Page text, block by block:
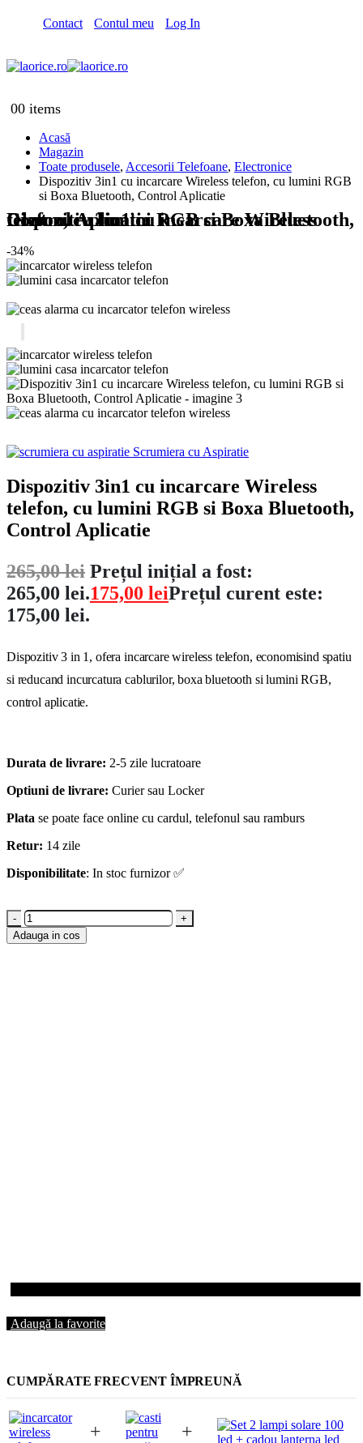
Contact Contul meu Log In
00 items
Acasă
Magazin
Toate produsele, Accesorii Telefoane, Electronice
Dispozitiv 3in1 cu incarcare Wireless telefon, cu lumini RGB
si Boxa Bluetooth, Control Aplicatie
Dispozitiv 3in1 cu incarcare Wireless telefon, cu lumini RGB si Boxa Bluetooth, Control Aplicatie
-34%
Scrumiera cu Aspiratie
Dispozitiv 3in1 cu incarcare Wireless
telefon, cu lumini RGB si Boxa Bluetooth,
Control Aplicatie
265,00lei Prețul inițial a fost:
265,00 lei.175,00 leiPrețul curent este:
175,00 lei.
Dispozitiv 3 in 1, ofera incarcare wireless telefon, economisind spatiu
si reducand incurcatura cablurilor, boxa bluetooth si lumini RGB,
control aplicatie.
Durata de livrare: 2-5 zile lucratoare
Optiuni de livrare: Curier sau Locker
Plata se poate face online cu cardul, telefonul sau ramburs
Retur: 14 zile
Disponibilitate: In stoc furnizor ✅
-
+
Adauga in cos
Adaugă la favorite
CUMPĂRATE FRECVENT ÎMPREUNĂ
+ +